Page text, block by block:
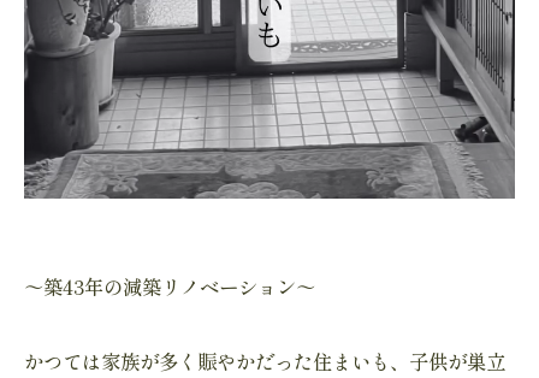
～築43年の減築リノベーション～
かつては家族が多く賑やかだった住まいも、子供が巣立